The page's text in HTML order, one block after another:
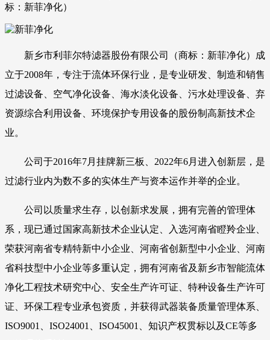
标：新菲净化）
新乡市利菲尔特滤器股份有限公司（商标：新菲净化）成
立于2008年，专注于流体环保行业，是专业研发、制造和销售
过滤设备、空气净化设备、海水淡化设备、污水处理设备、弃
资源综合利用设备、环境保护专用设备的股份制高新技术企
业。
公司于2016年7月挂牌新三板、2022年6月进入创新层，是
过滤行业内为数不多的实体生产与资本运作并举的企业。
公司以质量求生存，以创新求发展，拥有完善的管理体
系，现已通过国家高新技术企业认定、入选河南省瞪羚企业、
荣获河南省专精特新中小企业、河南省创新型中小企业、河南
省科技型中小企业等多重认定，拥有河南省及新乡市智能流体
净化工程技术研究中心、安全生产许可证、特种设备生产许可
证、环保工程专业承包资质，并获得武器装备质量管理体系、
ISO9001、ISO24001、ISO45001、知识产权贯标以及CE等多